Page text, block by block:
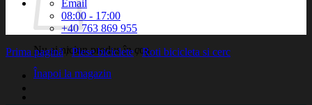
Nu ai niciun produs în coș.
Înapoi la magazin
Email
08:00 - 17:00
+40 763 869 955
Prima pagină / Piese biciclete / Roti bicicleta si cerc